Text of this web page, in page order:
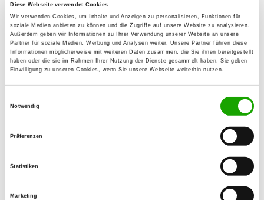
Diese Webseite verwendet Cookies
Wir verwenden Cookies, um Inhalte und Anzeigen zu personalisieren, Funktionen für
soziale Medien anbieten zu können und die Zugriffe auf unsere Website zu analysieren.
Außerdem geben wir Informationen zu Ihrer Verwendung unserer Website an unsere
Partner für soziale Medien, Werbung und Analysen weiter. Unsere Partner führen diese
Informationen möglicherweise mit weiteren Daten zusammen, die Sie ihnen bereitgestellt
haben oder die sie im Rahmen Ihrer Nutzung der Dienste gesammelt haben. Sie geben
Einwilligung zu unseren Cookies, wenn Sie unsere Webseite weiterhin nutzen.
Notwendig
Präferenzen
Statistiken
Marketing
OG - Freigericht, Sitz Neuenhasslau
Details
Hanauer Landstraße 24
63594 Hasselroth-Neuenhaßlau
Details
63683 Ortenberg-Gelnhaar
Details
Außerhalb an der L 3201